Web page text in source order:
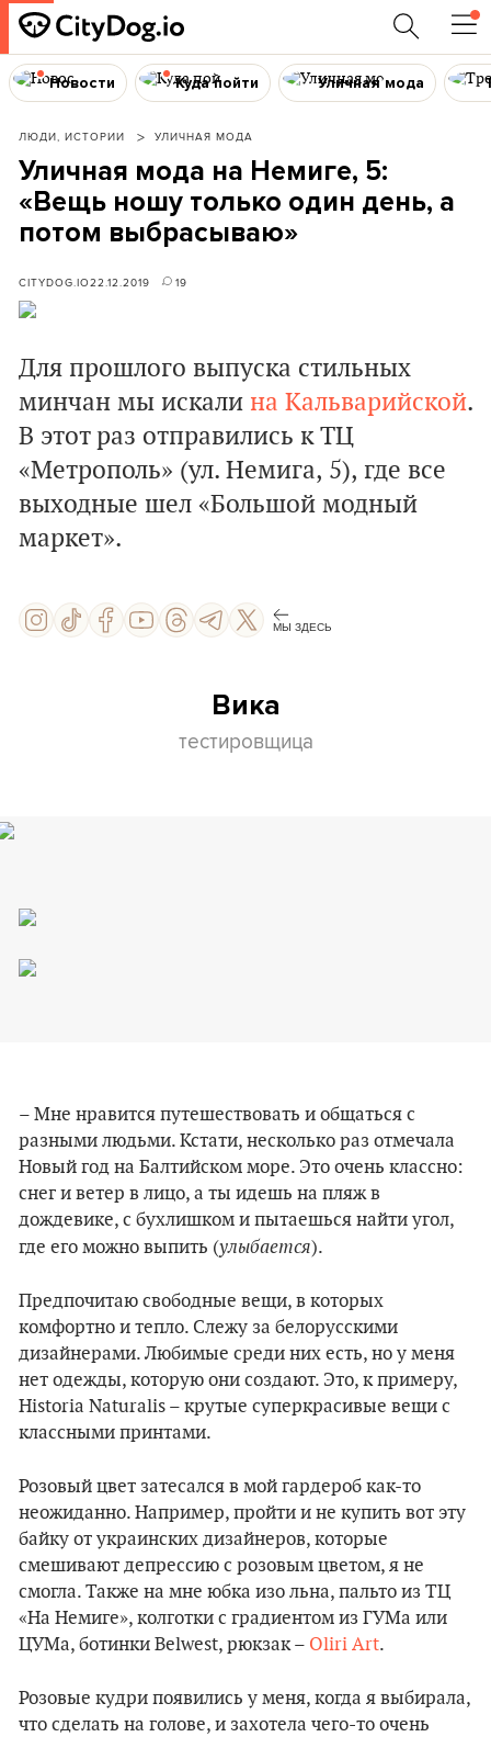
Новости Куда пойти Уличная мода
ЛЮДИ, ИСТОРИИ УЛИЧНАЯ МОДА
Уличная мода на Немиге, 5:
«Вещь ношу только один день, а
потом выбрасываю»
CITYDOG.IO22.12.2019 19
Для прошлого выпуска стильных
минчан мы искали на Кальварийской.
В этот раз отправились к ТЦ
«Метрополь» (ул. Немига, 5), где все
выходные шел «Большой модный
маркет».
МЫ ЗДЕСЬ
Вика
тестировщица
– Мне нравится путешествовать и общаться с
разными людьми. Кстати, несколько раз отмечала
Новый год на Балтийском море. Это очень классно:
снег и ветер в лицо, а ты идешь на пляж в
дождевике, с бухлишком и пытаешься найти угол,
где его можно выпить (улыбается).
Предпочитаю свободные вещи, в которых
комфортно и тепло. Слежу за белорусскими
дизайнерами. Любимые среди них есть, но у меня
нет одежды, которую они создают. Это, к примеру,
Historia Naturalis – крутые суперкрасивые вещи с
классными принтами.
Розовый цвет затесался в мой гардероб как-то
неожиданно. Например, пройти и не купить вот эту
байку от украинских дизайнеров, которые
смешивают депрессию с розовым цветом, я не
смогла. Также на мне юбка изо льна, пальто из ТЦ
«На Немиге», колготки с градиентом из ГУМа или
ЦУМа, ботинки Belwest, рюкзак – Oliri Art.
Розовые кудри появились у меня, когда я выбирала,
что сделать на голове, и захотела чего-то очень